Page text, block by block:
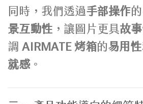
同時，我們透過手部操作
景互動性 ，讓圖片更具故
調AIRMATE 烤箱的易用性
就感。